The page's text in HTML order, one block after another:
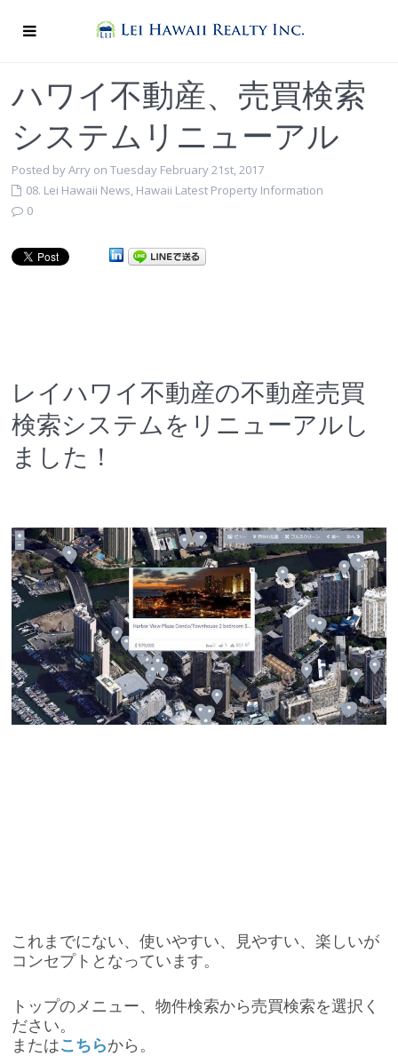
ハワイ不動産、売買検索
システムリニューアル
Posted by Arry on Tuesday February 21st, 2017
08. Lei Hawaii News, Hawaii Latest Property Information
0
レイハワイ不動産の不動産売買
検索システムをリニューアルし
ました！
これまでにない、使いやすい、見やすい、楽しいが
コンセプトとなっています。
トップのメニュー、物件検索から売買検索を選択く
ださい。
またはこちらから。